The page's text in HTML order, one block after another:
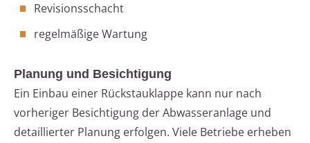
Revisionsschacht
regelmäßige Wartung
Planung und Besichtigung
Ein Einbau einer Rückstauklappe kann nur nach
vorheriger Besichtigung der Abwasseranlage und
detaillierter Planung erfolgen. Viele Betriebe erheben